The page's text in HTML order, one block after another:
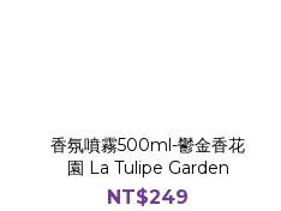
香氛噴霧500ml-鬱金香花
園 La Tulipe Garden
NT$249